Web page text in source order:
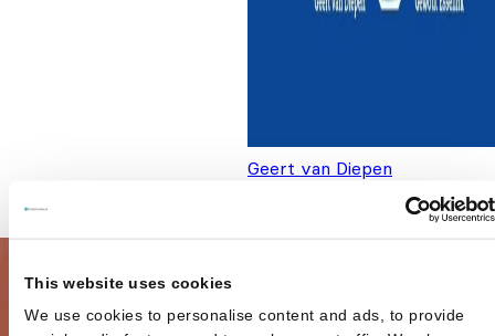
This website uses cookies
We use cookies to personalise content and ads, to provide
Geert van Diepen
Super Opa! - Luuk en de